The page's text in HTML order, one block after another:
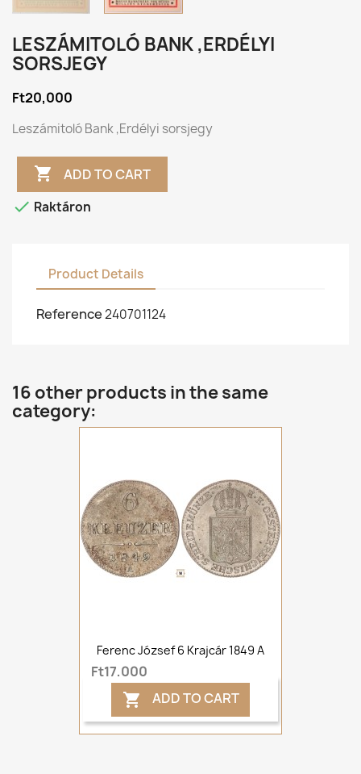
LESZÁMITOLÓ BANK ,ERDÉLYI
SORSJEGY
Ft20,000
Leszámitoló Bank ,Erdélyi sorsjegy
 ADD TO CART
 Raktáron
Product Details
Reference240701124
16 other products in the same
category:
Ferenc József 6 Krajcár 1849 A
Ft17,000
 ADD TO CART